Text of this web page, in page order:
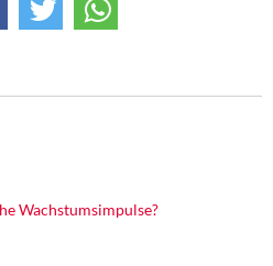
Wachstumsimpulse?